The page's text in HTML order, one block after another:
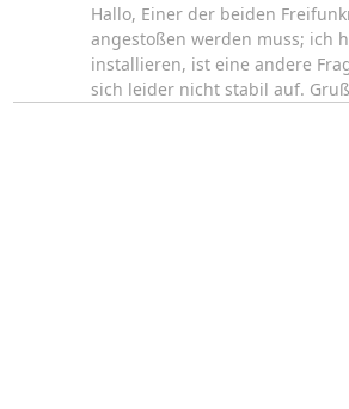
Hallo, Einer der beiden
angestoßen werden muss; ich
installieren, ist eine andere
sich leider nicht stabil auf.